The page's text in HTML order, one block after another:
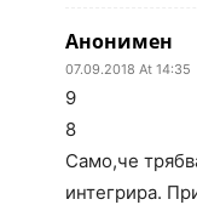
Анонимен
07.09.2018 At 14:35
9
8
Само,че
интегрира.